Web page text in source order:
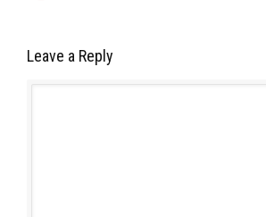
Leave a Reply